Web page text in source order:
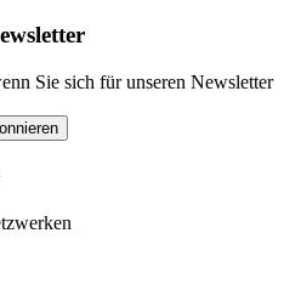
Sie sich für unseren Newsletter